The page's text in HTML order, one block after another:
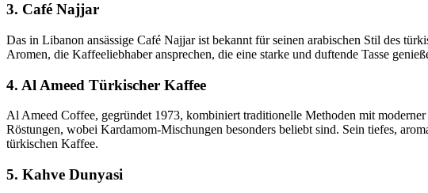
3. Café Najjar
Das in Libanon ansässige Café Najjar ist bekannt für seinen arabischen Stil des
Aromen, die Kaffeeliebhaber ansprechen, die eine starke und duftende Tasse
4. Al Ameed Türkischer Kaffee
Al Ameed Coffee, gegründet 1973, kombiniert traditionelle Methoden mit
Röstungen, wobei Kardamom-Mischungen besonders beliebt sind. Sein tiefes,
türkischen Kaffee.
5. Kahve Dunyasi